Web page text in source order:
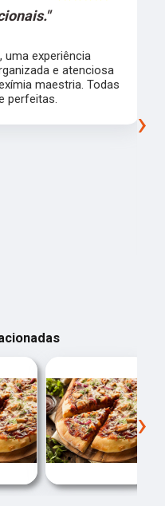
uma experiência
e atenciosa
maestria. Todas
perfeitas.
›
›